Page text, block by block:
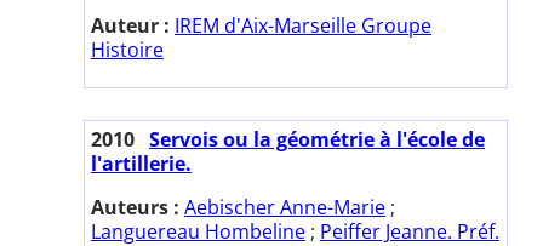
Auteur : IREM d'Aix-Marseille Groupe
Histoire
2010 Servois ou la géométrie à l'école de
l'artillerie.
Auteurs : Aebischer Anne-Marie ;
Languereau Hombeline ; Peiffer Jeanne. Préf.